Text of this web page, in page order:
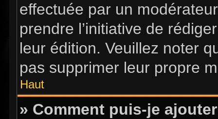
effectuée par un
prendre l’initiative de
leur édition. Veuillez noter
pas supprimer leur propre
Haut
» Comment puis-je